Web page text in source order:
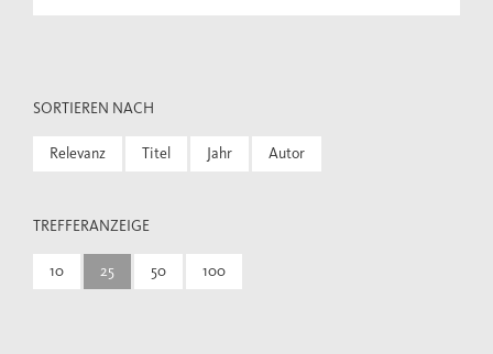
SORTIEREN NACH
Relevanz Titel Jahr Autor
TREFFERANZEIGE
10 25 50 100